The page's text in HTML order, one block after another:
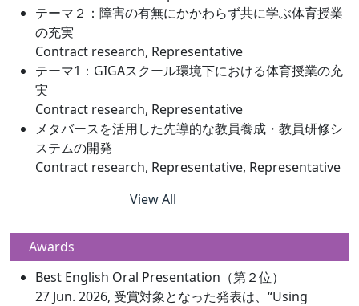
テーマ２：障害の有無にかかわらず共に学ぶ体育授業
の充実
Contract research, Representative
テーマ1：GIGAスクール環境下における体育授業の充
実
Contract research, Representative
メタバースを活用した先導的な教員養成・教員研修シ
ステムの開発
Contract research, Representative, Representative
View All
Awards
Best English Oral Presentation（第２位）
27 Jun. 2026, 受賞対象となった発表は、“Using